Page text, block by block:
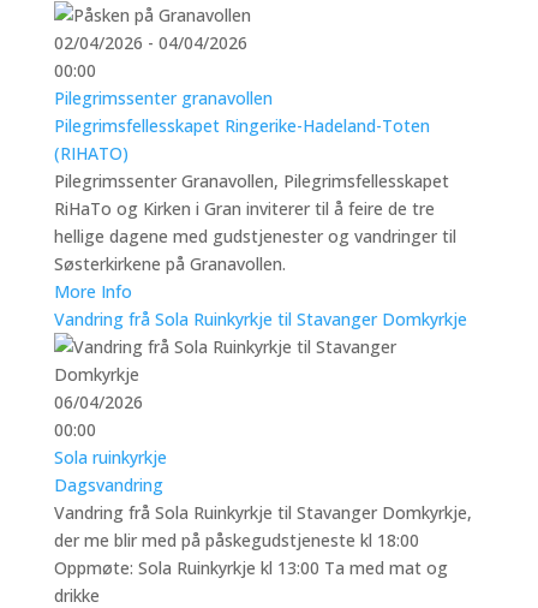
02/04/2026 - 04/04/2026
00:00
Pilegrimssenter granavollen
Pilegrimsfellesskapet Ringerike-Hadeland-Toten
(RIHATO)
Pilegrimssenter Granavollen, Pilegrimsfellesskapet
RiHaTo og Kirken i Gran inviterer til å feire de tre
hellige dagene med gudstjenester og vandringer til
Søsterkirkene på Granavollen.
More Info
Vandring frå Sola Ruinkyrkje til Stavanger Domkyrkje
06/04/2026
00:00
Sola ruinkyrkje
Dagsvandring
Vandring frå Sola Ruinkyrkje til Stavanger Domkyrkje,
der me blir med på påskegudstjeneste kl 18:00
Oppmøte: Sola Ruinkyrkje kl 13:00 Ta med mat og
drikke